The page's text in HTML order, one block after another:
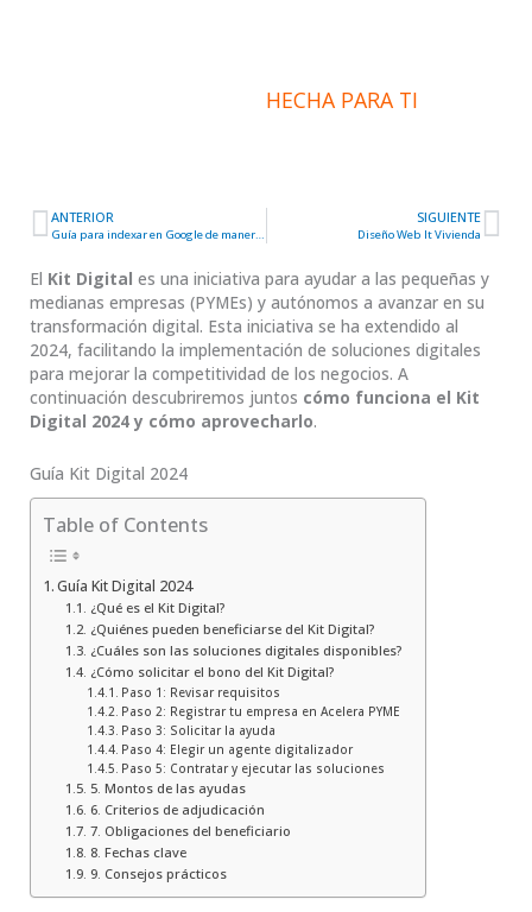
HECHA PARA TI
Ant
ANTERIOR
Guía para indexar en Google de manera efectiva
SIGUIENTE
Diseño Web It Vivienda
El Kit Digital es una iniciativa para ayudar a las pequeñas y
medianas empresas (PYMEs) y autónomos a avanzar en su
transformación digital. Esta iniciativa se ha extendido al
2024, facilitando la implementación de soluciones digitales
para mejorar la competitividad de los negocios. A
continuación descubriremos juntos cómo funciona el Kit
Digital 2024 y cómo aprovecharlo.
Guía Kit Digital 2024
Table of Contents
Guía Kit Digital 2024
¿Qué es el Kit Digital?
¿Quiénes pueden beneficiarse del Kit Digital?
¿Cuáles son las soluciones digitales disponibles?
¿Cómo solicitar el bono del Kit Digital?
Paso 1: Revisar requisitos
Paso 2: Registrar tu empresa en Acelera PYME
Paso 3: Solicitar la ayuda
Paso 4: Elegir un agente digitalizador
Paso 5: Contratar y ejecutar las soluciones
5. Montos de las ayudas
6. Criterios de adjudicación
7. Obligaciones del beneficiario
8. Fechas clave
9. Consejos prácticos